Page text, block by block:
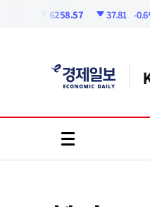
6258.57 37.81 -0.6%